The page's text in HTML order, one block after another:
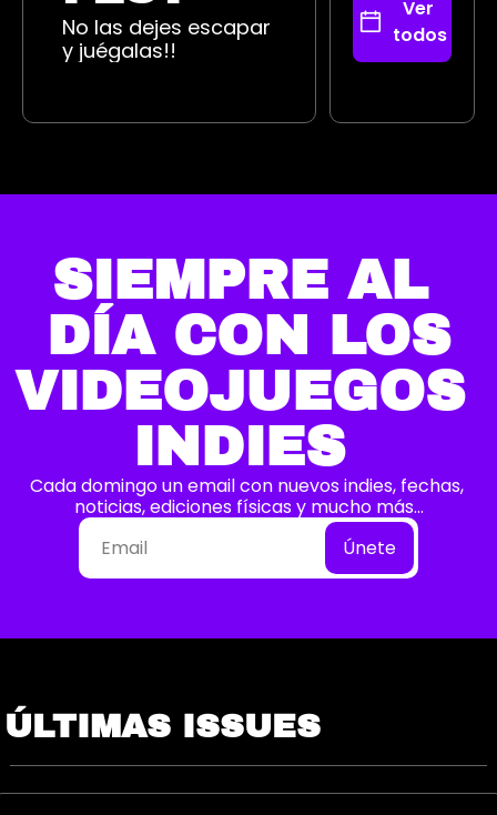
No las dejes escapar
y juégalas!!
Ver
todos
SIEMPRE AL
DÍA CON LOS
VIDEOJUEGOS
INDIES
Cada domingo un email con nuevos indies, fechas,
noticias, ediciones físicas y mucho más…
Únete
ÚLTIMAS ISSUES